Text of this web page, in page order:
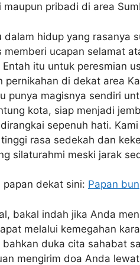
pribadi di area
hidup yang rasanya
ucapan selamat
itu untuk peresmian
pernikahan di dekat area
punya magisnya sendiri
kota, siap menjadi
sepenuh hati.
rasa sedekah dan
silaturahmi meski jarak
papan dekat sini: Papan
bakal indah jika Anda
melalui kemegahan
duka cita sahabat
mengirim doa Anda